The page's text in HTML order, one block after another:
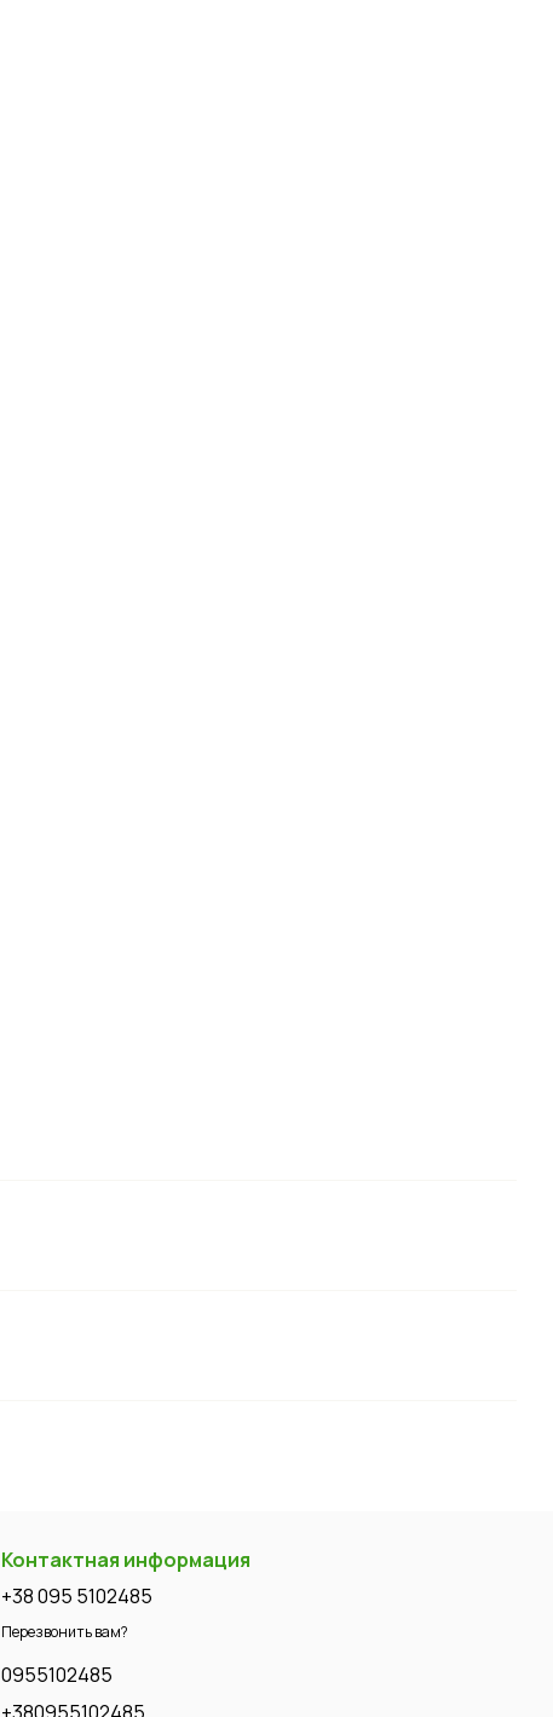
Контактная информация
+38 095 5102485
Перезвонить вам?
0955102485